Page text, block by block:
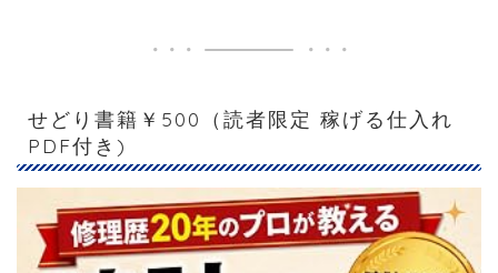
せどり書籍￥500（読者限定 稼げる仕入れ
PDF付き)